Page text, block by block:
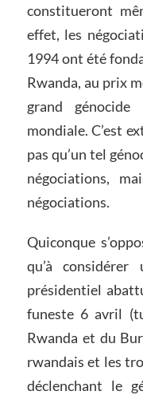
constitueront
effet, les
1994 ont été
Rwanda, au prix
grand
mondiale. C’est
pas qu’un tel
négociations,
négociations.
Quiconque
qu’à
présidentiel
funeste 6 avril
Rwanda et du
rwandais et les
déclenchant le